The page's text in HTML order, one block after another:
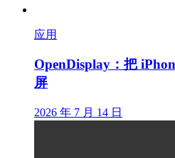
应用
OpenDisplay：把
屏
2026 年 7 月 14 日